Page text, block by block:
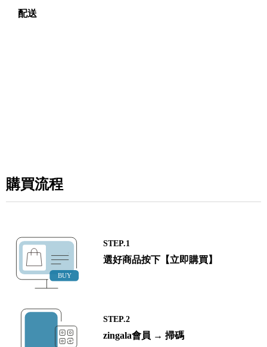
配送
購買流程
STEP.1
選好商品按下【立即購買】
STEP.2
zingala會員 → 掃碼